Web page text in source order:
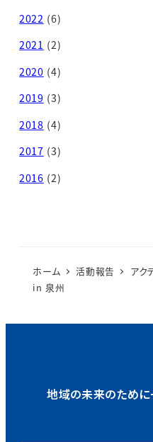
2022 (6)
2021 (2)
2020 (4)
2019 (3)
2018 (4)
2017 (3)
2016 (2)
ホーム 活動報告 アク
in 泉州
地域の未来のために